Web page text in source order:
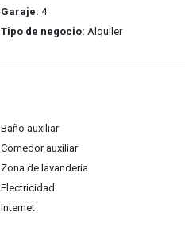
Garaje: 4
Tipo de negocio: Alquiler
Baño auxiliar
Comedor auxiliar
Zona de lavandería
Electricidad
Internet